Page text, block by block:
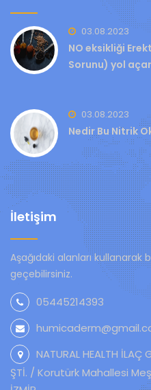
03.08.2023
NO eksikliği
Sorunu) yol açar
03.08.2023
Nedir Bu Nitrik
İletişim
Aşağıdaki alanları kullanarak
geçebilirsiniz.
05445214393
NATURAL HEALTH İLAÇ
ŞTİ. / Korutürk Mahallesi